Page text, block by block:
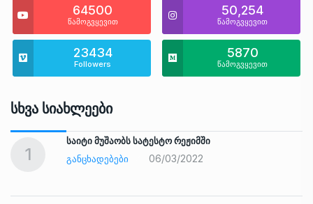
64500
წამოგვყევით
50,254
წამოგვყევით
23434
Followers
5870
წამოგვყევით
Სხვა Სიახლეები
1
საიტი მუშაობს სატესტო რეჟიმში
ᲒᲐᲜᲪᲮᲐᲓᲔᲑᲔᲑᲘ
06/03/2022